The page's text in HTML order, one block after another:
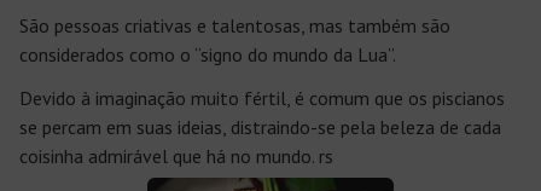
São pessoas criativas e talentosas, mas também são
considerados como o “signo do mundo da Lua”.
Devido à imaginação muito fértil, é comum que os piscianos
se percam em suas ideias, distraindo-se pela beleza de cada
coisinha admirável que há no mundo. rs